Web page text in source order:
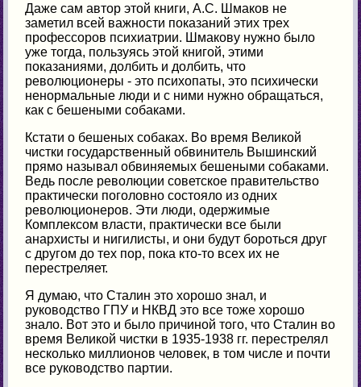
Даже сам автор этой книги, А.С. Шмаков не
заметил всей важности показаний этих трех
профессоров психиатрии. Шмакову нужно было
уже тогда, пользуясь этой книгой, этими
показаниями, долбить и долбить, что
революционеры - это психопаты, это психически
ненормальные люди и с ними нужно обращаться,
как с бешеными собаками.
Кстати о бешеных собаках. Во время Великой
чистки государственный обвинитель Вышинский
прямо называл обвиняемых бешеными собаками.
Ведь после революции советское правительство
практически поголовно состояло из одних
революционеров. Эти люди, одержимые
Комплексом власти, практически все были
анархисты и нигилисты, и они будут бороться друг
с другом до тех пор, пока кто-то всех их не
перестреляет.
Я думаю, что Сталин это хорошо знал, и
руководство ГПУ и НКВД это все тоже хорошо
знало. Вот это и было причиной того, что Сталин во
время Великой чистки в 1935-1938 гг. перестрелял
несколько миллионов человек, в том числе и почти
все руководство партии.